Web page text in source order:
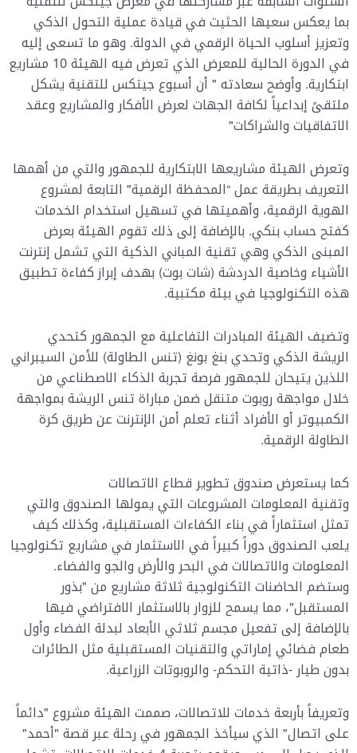
بما يعكس سعيها الحثيث في قيادة عملية التحول الذكي
وتعزيز أسلوب الحياة الرقمي في الدولة. وهو ما تسعى إليه
في الدورة الحالية للمعرض الذي تعرض فيه الهيئة 10 مشاريع
ابتكارية. وأوضح سعادته " أن أسبوع جيتكس للتقنية يشكل
ملتقىً إبداعياً لكافة الجهات لعرض الأفكار والمشاريع وعقد
الاتفاقيات والشراكات"
وتعرض الهيئة مشاريعها الابتكارية للجمهور والتي من أهمها
التعريف بطريقة عمل “المحفظة الرقمية" التابعة لمشروع
الهوية الرقمية، وأهميتها في تسهيل استخدام الخدمات
كفتح حساب بنكي. بالإضافة إلى ذلك تقوم الهيئة بعرض
المبنى الذكي وهي تقنية المباني الذكية التي تشمل إنترنت
الأشياء وخاصية الدردشة (شات بوت) بهدف إبراز كفاءة تطبيق
هذه التكنولوجيا في بيئة مكتبية.
وتضيف الهيئة المبادرات التفاعلية مع الجمهور كتحدي
الريشة الذكي وتحدي بنغ بونغ (تنس الطاولة) للأمن السيبراني
اللذين يتيحان للجمهور فرصة تجربة الذكاء الاصطناعي من
خلال مواجهة روبوت متنقل ضمن مباراة تنس الريشة بمواجهة
الكمبيوتر أو الأفراد أثناء تعلم أمن الإنترنت عن طريق كرة
الطاولة الرقمية.
كما يستعرض صندوق تطوير قطاع الاتصالات
وتقنية المعلومات المشروعات التي يمولها الصندوق والتي
تمثل استثماراً في بناء الكفاءات المستقبلية، وكذلك كيف
يلعب الصندوق دوراً كبيراً في الاستثمار في مشاريع تكنولوجيا
المعلومات والاتصالات في البحر والأرض والجو والفضاء.
وستضم الحاضنات التكنولوجية ثلاثة مشاريع من "بذور
المستقبل"، مما يسمح للزوار بالاستثمار الافتراضي فيها
بالإضافة إلى تفعيل مجسم ثلاثي الأبعاد لبدلة الفضاء وأول
طعام فضائي إماراتي والتقنيات المستقبلية مثل الطائرات
بدون طيار -ذاتية التحكم- والروبوتات الزراعية.
وتعريفاً بأربعة خدمات للاتصالات، صممت الهيئة مشروع "دائماً
على اتصال" الذي سيأخذ الجمهور في رحلة عبر قصة "أحمد"